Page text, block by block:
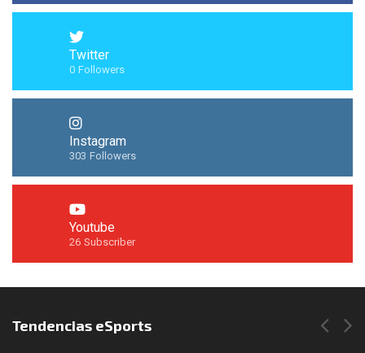
Twitter
0 Followers
Instagram
303 Followers
Youtube
26 Subscriber
Síguenos en Instagram
Tendencias eSports